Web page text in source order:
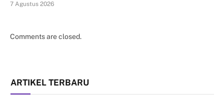
7 Agustus 2026
Comments are closed.
ARTIKEL TERBARU